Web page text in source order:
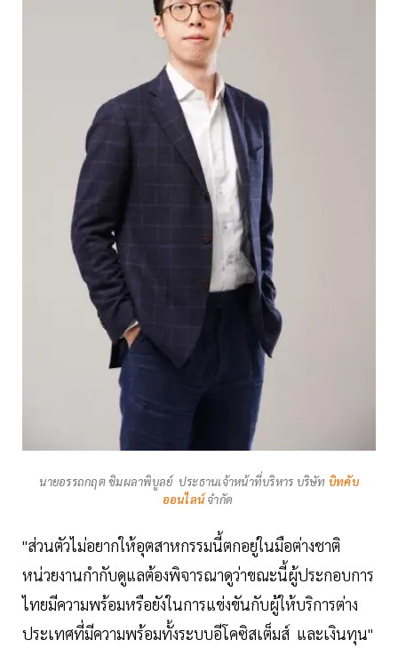
นายอรรถกฤต ชิมผลาพิบูลย์ ประธานเจ้าหน้าที่บริหาร บริษัท บิทคับ
ออนไลน์จำกัด
"ส่วนตัวไม่อยากให้อุตสาหกรรมนี้ตกอยู่ในมือต่างชาติ
หน่วยงานกำกับดูแลต้องพิจารณาดูว่าขณะนี้ผู้ประกอบการ
ไทยมีความพร้อมหรือยังในการแข่งขันกับผู้ให้บริการต่าง
ประเทศที่มีความพร้อมทั้งระบบอีโคซิสเต็มส์ และเงินทุน"